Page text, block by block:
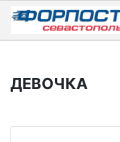
Skip
content
ДЕВОЧКА